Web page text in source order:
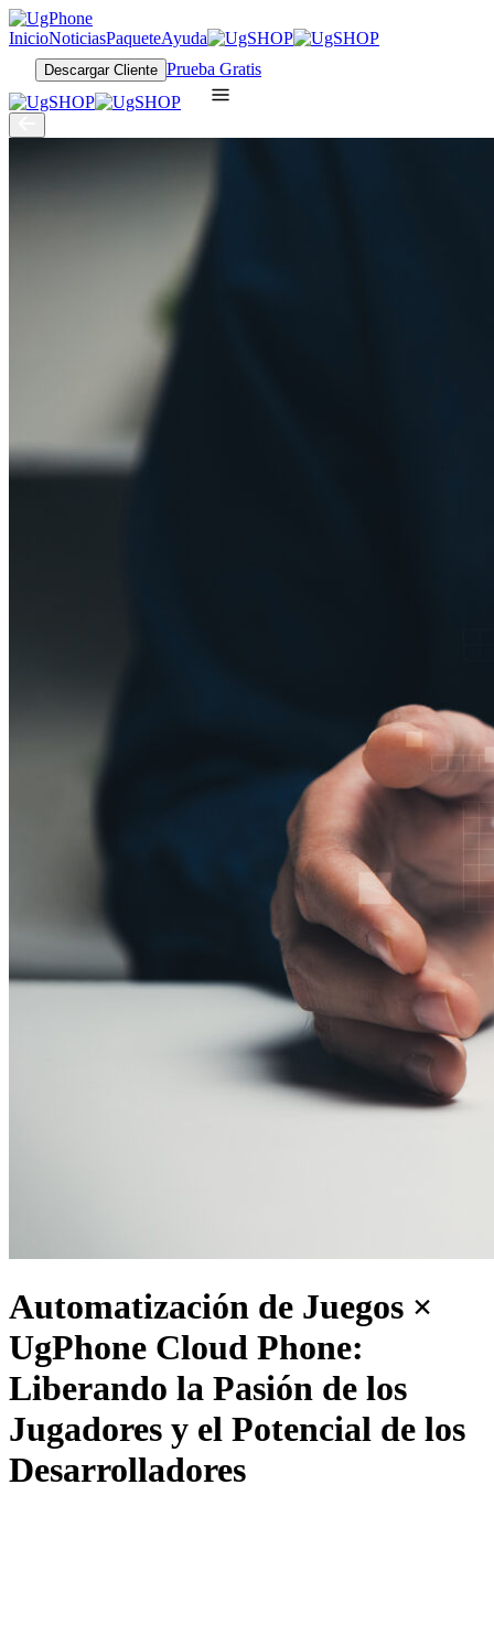
InicioNoticiasPaqueteAyuda
Descargar Cliente Prueba Gratis
Automatización de Juegos ×
UgPhone Cloud Phone:
Liberando la Pasión de los
Jugadores y el Potencial de los
Desarrolladores